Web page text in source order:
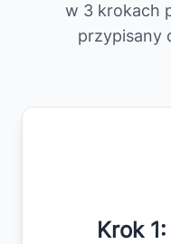
w 3 krokach
przypisany
Krok